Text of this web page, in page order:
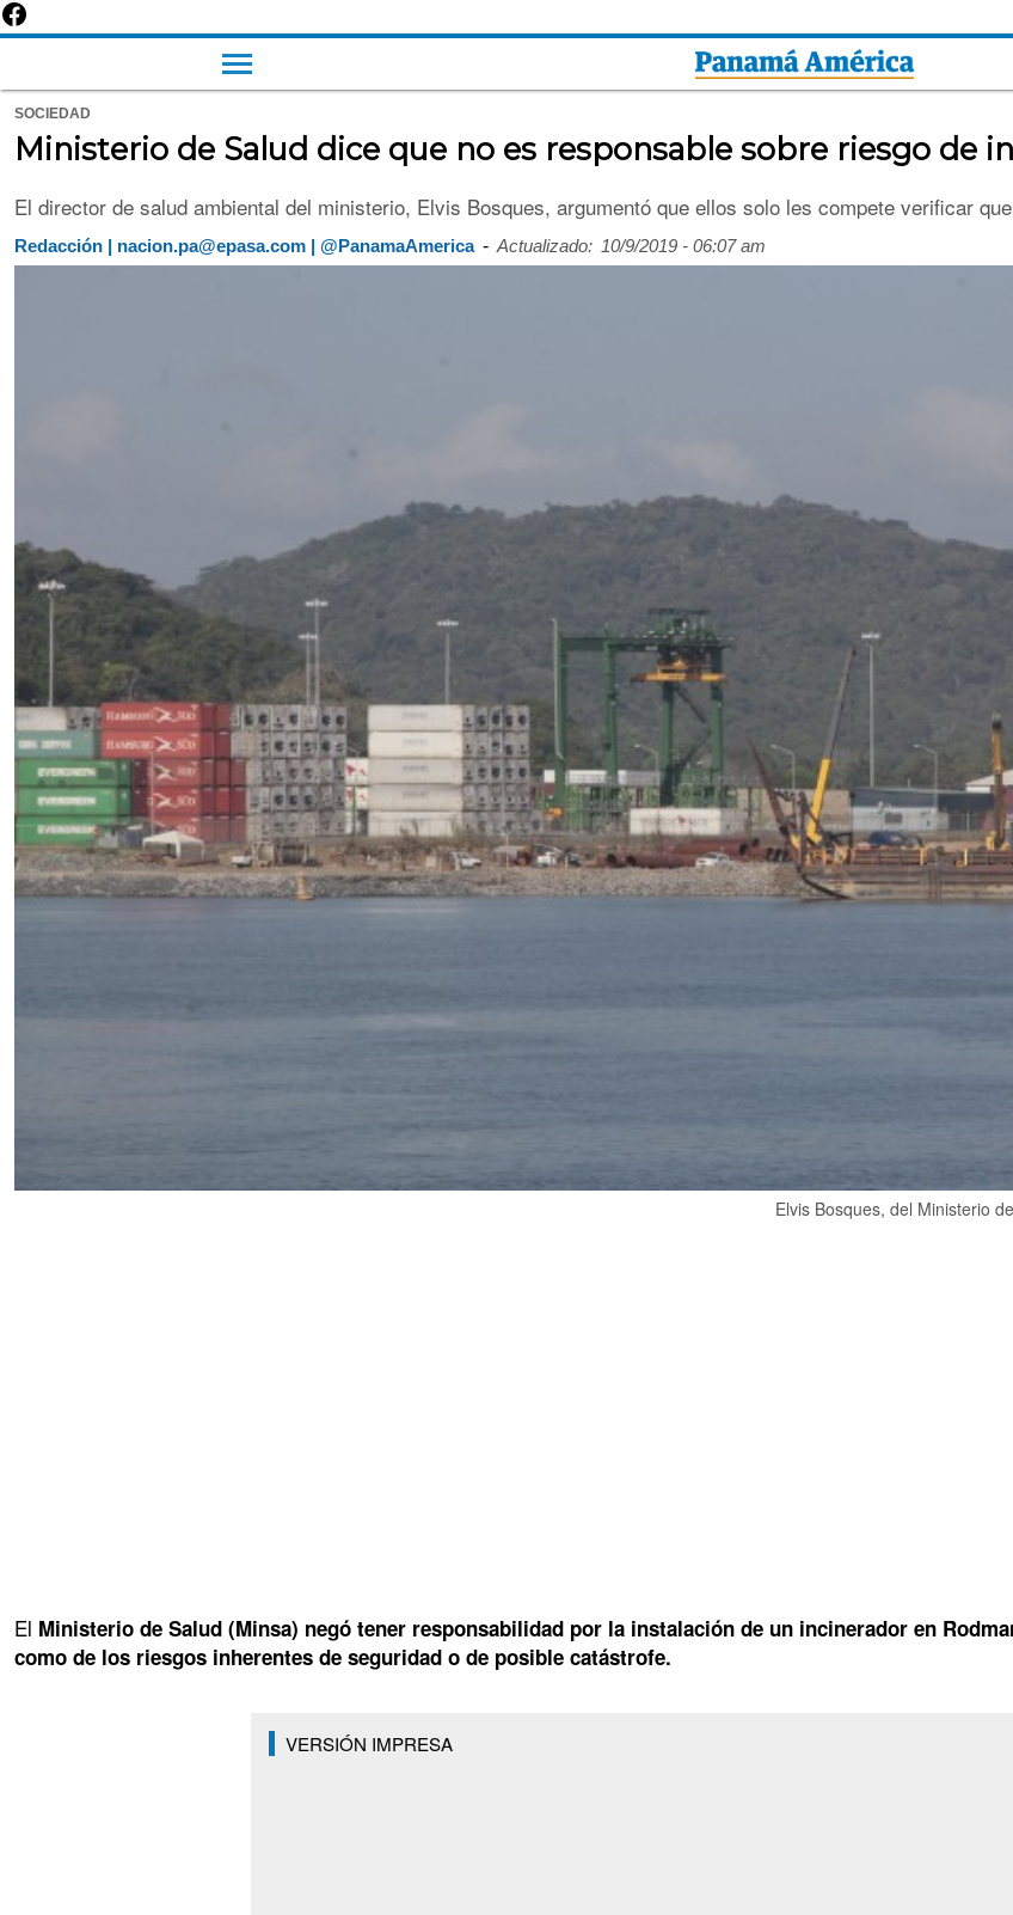
SOCIEDAD
Ministerio de Salud dice que no es responsable sobre riesgo de
El director de salud ambiental del ministerio, Elvis Bosques, argumentó que ellos solo les compete verificar
Redacción | nacion.pa@epasa.com | @PanamaAmerica - Actualizado: 10/9/2019 - 06:07 am
Elvis Bosques, del Ministerio
El Ministerio de Salud (Minsa) negó tener responsabilidad por la instalación de un incinerador en
como de los riesgos inherentes de seguridad o de posible catástrofe.
VERSIÓN IMPRESA